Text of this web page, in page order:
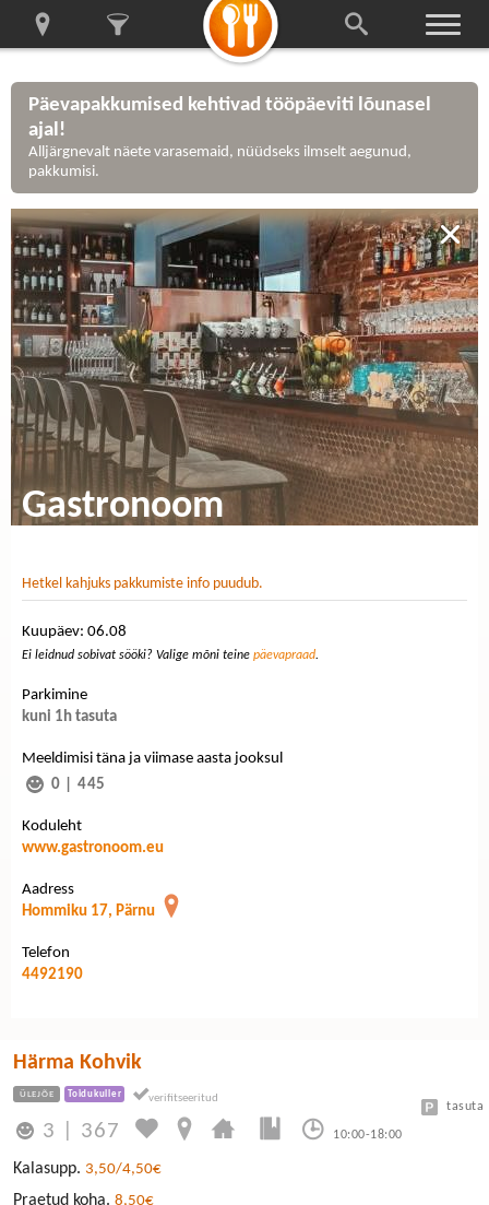
Päevapakkumised kehtivad tööpäeviti lõunasel
ajal!
Alljärgnevalt näete varasemaid, nüüdseks ilmselt aegunud,
pakkumisi.
Gastronoom
Hetkel kahjuks pakkumiste info puudub.
Kuupäev: 06.08
Ei leidnud sobivat sööki? Valige mõni teine päevapraad.
Parkimine
kuni 1h tasuta
Meeldimisi täna ja viimase aasta jooksul
0
445
Koduleht
www.gastronoom.eu
Aadress
Hommiku 17, Pärnu
Telefon
4492190
Härma Kohvik
ÜLEJÕE Toidukuller
3 367 10:00-18:00
tasuta
Kalasupp. 3,50/4,50€
Praetud koha. 8,50€